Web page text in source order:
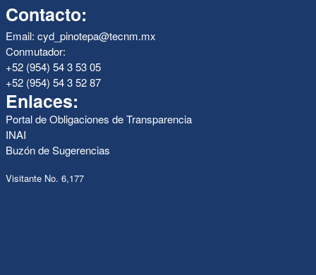
Contacto:
Email: cyd_pinotepa@tecnm.mx
Conmutador:
+52 (954) 54 3 53 05
+52 (954) 54 3 52 87
Enlaces:
Portal de Obligaciones de Transparencia
INAI
Buzón de Sugerencias
Visitante No. 6,177